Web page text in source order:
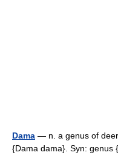
Dama — n. a genus of
{Dama dama}. Syn: